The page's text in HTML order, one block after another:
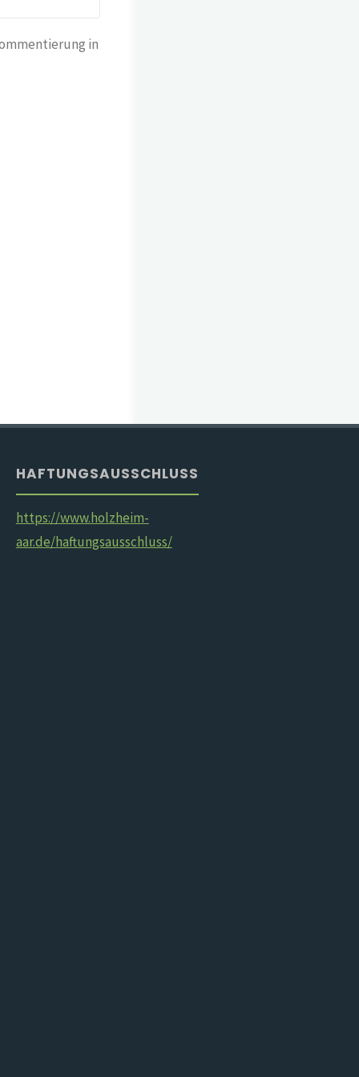
in
HAFTUNGSAUSSCHLUSS
https://www.holzheim-
aar.de/haftungsausschluss/